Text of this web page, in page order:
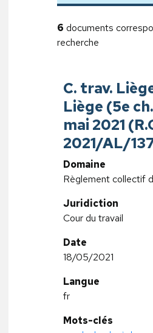
6 documents
recherche
C. trav.
Liège (5e
mai 2021
2021/AL/
Domaine
Règlement collectif
Juridiction
Cour du travail
Date
18/05/2021
Langue
fr
Mots-clés